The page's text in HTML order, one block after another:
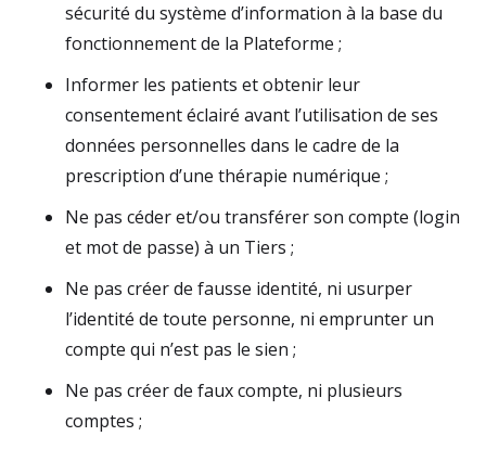
sécurité du système d’information à la base du
fonctionnement de la Plateforme ;
Informer les patients et obtenir leur
consentement éclairé avant l’utilisation de ses
données personnelles dans le cadre de la
prescription d’une thérapie numérique ;
Ne pas céder et/ou transférer son compte (login
et mot de passe) à un Tiers ;
Ne pas créer de fausse identité, ni usurper
l’identité de toute personne, ni emprunter un
compte qui n’est pas le sien ;
Ne pas créer de faux compte, ni plusieurs
comptes ;